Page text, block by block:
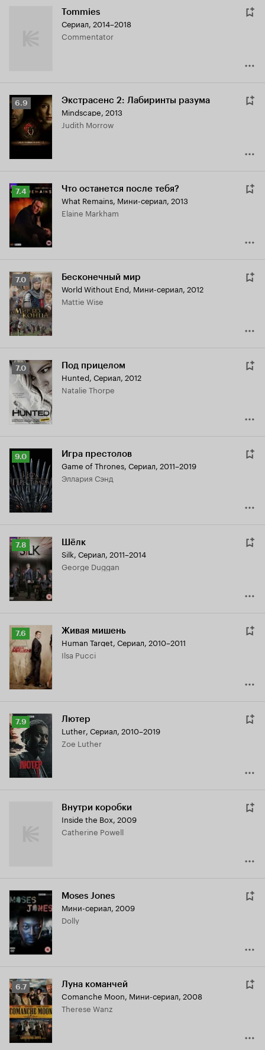
Tommies
Сериал, 2014–2018
Commentator
Рейтинг
Кинопоиска
6.9
6.9 Экстрасенс 2: Лабиринты разума
Mindscape, 2013
Judith Morrow
Рейтинг
Кинопоиска
7.4
7.4 Что останется после тебя?
What Remains, Мини-сериал, 2013
Elaine Markham
Рейтинг
Кинопоиска
7.0
7.0 Бесконечный мир
World Without End, Мини-сериал, 2012
Mattie Wise
Рейтинг
Кинопоиска
7.0
7.0 Под прицелом
Hunted, Сериал, 2012
Natalie Thorpe
Рейтинг
Кинопоиска
9.0
9.0 Игра престолов
Game of Thrones, Сериал, 2011–2019
Эллария Сэнд
Рейтинг
Кинопоиска
7.8
7.8 Шёлк
Silk, Сериал, 2011–2014
George Duggan
Рейтинг
Кинопоиска
7.6
7.6 Живая мишень
Human Target, Сериал, 2010–2011
Ilsa Pucci
Рейтинг
Кинопоиска
7.9
7.9 Лютер
Luther, Сериал, 2010–2019
Zoe Luther
Внутри коробки
Inside the Box, 2009
Catherine Powell
Moses Jones
Мини-сериал, 2009
Dolly
Рейтинг
Кинопоиска
6.7
6.7 Луна команчей
Comanche Moon, Мини-сериал, 2008
Therese Wanz